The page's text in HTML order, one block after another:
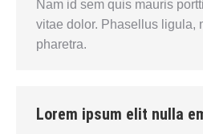
Nam id sem quis mauris
vitae dolor. Phasellus ligula,
pharetra.
Lorem ipsum elit nulla